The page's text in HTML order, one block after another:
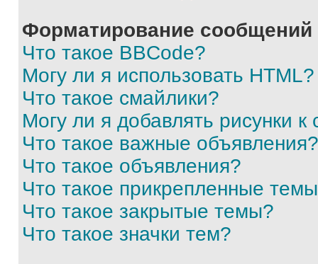
Форматирование
Что такое BBCode?
Могу ли я использовать HTML?
Что такое смайлики?
Могу ли я добавлять рисунки
Что такое важные объявления?
Что такое объявления?
Что такое прикрепленные
Что такое закрытые темы?
Что такое значки тем?